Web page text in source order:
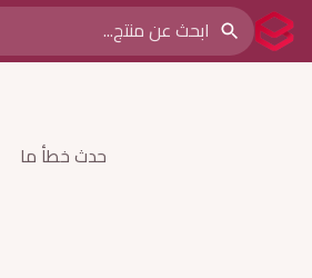
حدث خطأ ما